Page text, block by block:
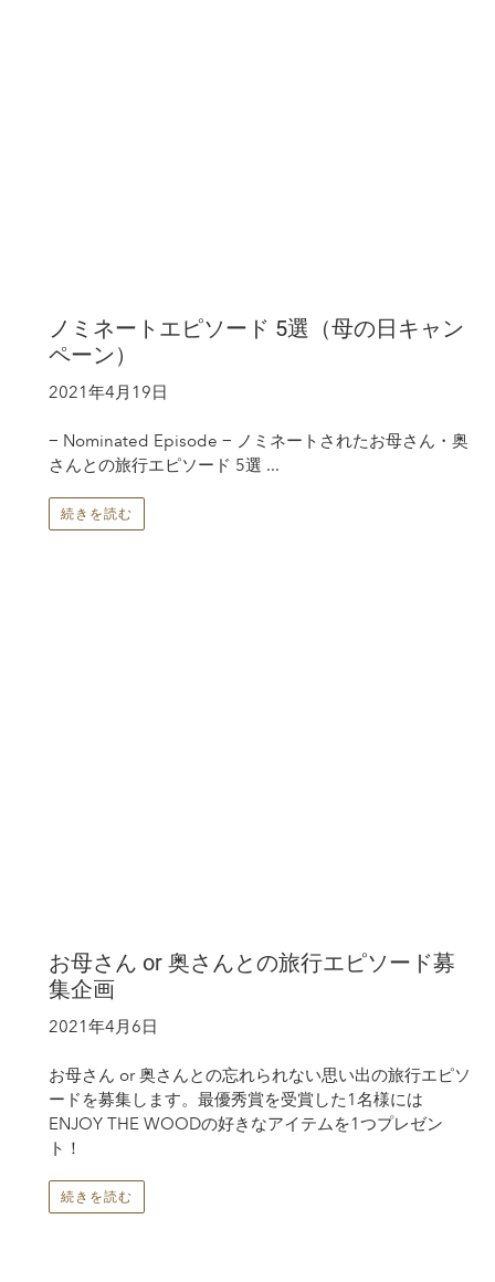
ノミネートエピソード 5選（母の日キャン
ペーン）
2021年4月19日
− Nominated Episode − ノミネートされたお母さん・奥
さんとの旅行エピソード 5選 ...
続きを読む
お母さん or 奥さんとの旅行エピソード募
集企画
2021年4月6日
お母さん or 奥さんとの忘れられない思い出の旅行エピソ
ードを募集します。最優秀賞を受賞した1名様には
ENJOY THE WOODの好きなアイテムを1つプレゼン
ト！
続きを読む